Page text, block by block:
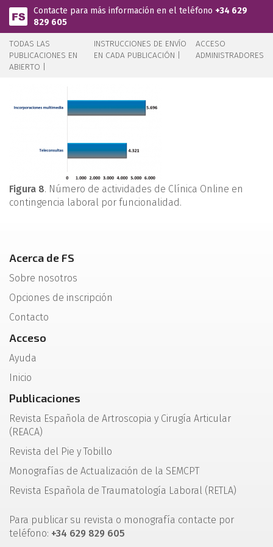
Pasar al contenido principal
Contacte para más información en el teléfono +34 629
829 605
TODAS LAS
PUBLICACIONES EN
ABIERTO |
INSTRUCCIONES DE ENVÍO
EN CADA PUBLICACIÓN |
ACCESO
ADMINISTRADORES
Figura 8. Número de actividades de Clínica Online en
contingencia laboral por funcionalidad.
Acerca de FS
Sobre nosotros
Opciones de inscripción
Contacto
Acceso
Ayuda
Inicio
Publicaciones
Revista Española de Artroscopia y Cirugía Articular
(REACA)
Revista del Pie y Tobillo
Monografías de Actualización de la SEMCPT
Revista Española de Traumatología Laboral (RETLA)
Para publicar su revista o monografía contacte por
teléfono: +34 629 829 605